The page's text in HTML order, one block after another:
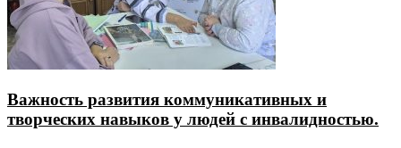
Важность развития коммуникативных и
творческих навыков у людей с инвалидностью.